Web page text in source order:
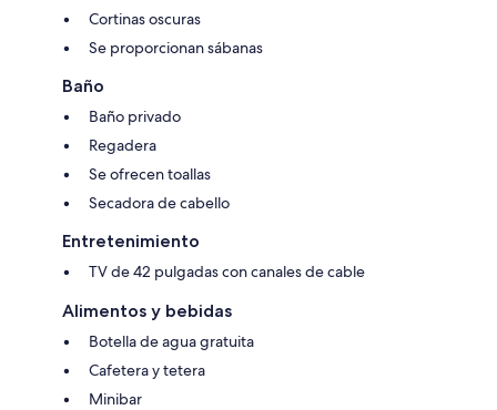
Cortinas oscuras
Se proporcionan sábanas
Baño
Baño privado
Regadera
Se ofrecen toallas
Secadora de cabello
Entretenimiento
TV de 42 pulgadas con canales de cable
Alimentos y bebidas
Botella de agua gratuita
Cafetera y tetera
Minibar